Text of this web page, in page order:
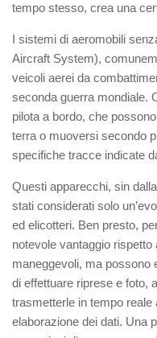
tempo stesso, crea una
I sistemi di aeromobili
Aircraft System),
veicoli aerei da
seconda guerra mondiale.
pilota a bordo, che
terra o muoversi secondo
specifiche tracce indicate
Questi apparecchi, sin
stati considerati solo
ed elicotteri. Ben presto,
notevole vantaggio
maneggevoli, ma possono
di effettuare riprese e foto,
trasmetterle in tempo reale
elaborazione dei dati. Una